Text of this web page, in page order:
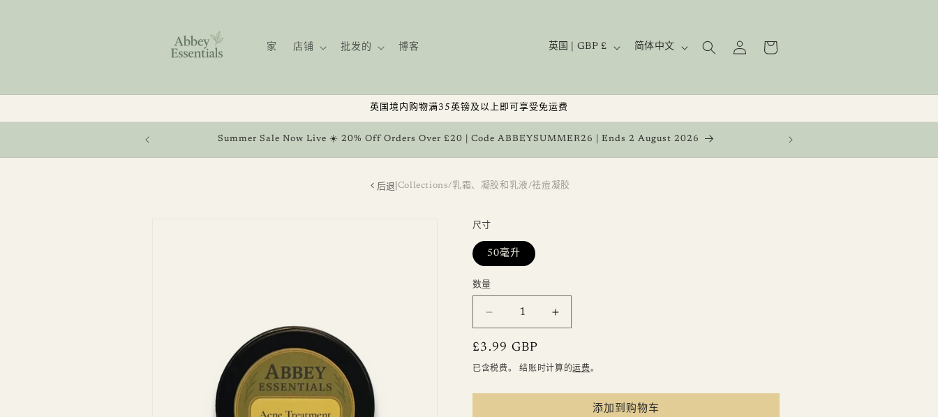
家 店铺 批发的 博客
国
地
英国 | GBP £
语
简体中文
录
物
英国境内购物满35英镑及以上即可享受免运费
Summer Sale Now Live ☀️ 20% Off Orders Over £20 | Code ABBEYSUMMER26 | Ends 2 August 2026
后退 Collections/乳霜、凝胶和乳液/祛痘凝胶
尺寸
50毫升
数
数量
少
痘
凝
痘
凝
常
规
£3.99 GBP
已含税费。 结账时计算的运费。
添加到购物车